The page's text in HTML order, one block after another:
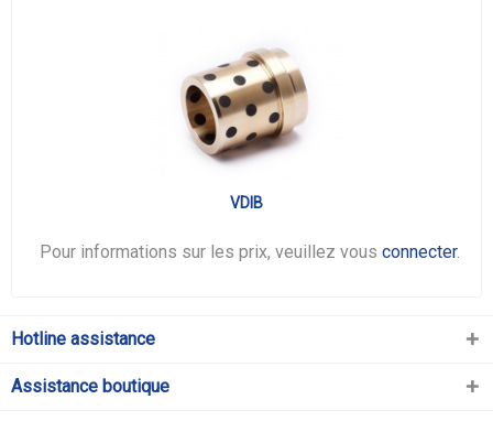
VDIB
Pour informations sur les prix, veuillez vous connecter.
Hotline assistance
Assistance boutique